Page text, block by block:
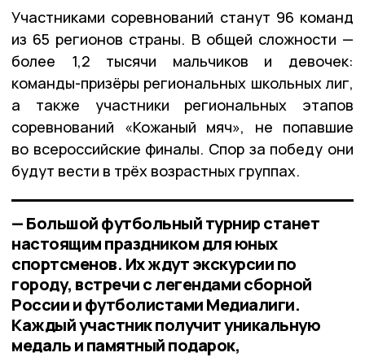
Участниками соревнований станут 96 команд
из 65 регионов страны. В общей сложности —
более 1,2 тысячи мальчиков и девочек:
команды-призёры региональных школьных лиг,
а также участники региональных этапов
соревнований «Кожаный мяч», не попавшие
во всероссийские финалы. Спор за победу они
будут вести в трёх возрастных группах.
— Большой футбольный турнир станет
настоящим праздником для юных
спортсменов. Их ждут экскурсии по
городу, встречи с легендами сборной
России и футболистами Медиалиги.
Каждый участник получит уникальную
медаль и памятный подарок,